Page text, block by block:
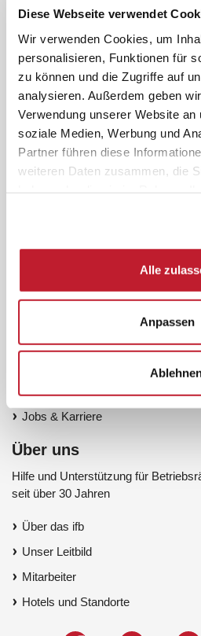
Diese Webseite verwendet
Wir verwenden Cookies, um
personalisieren, Funktionen für
zu können und die Zugriffe auf
analysieren. Außerdem geben
Verwendung unserer Website
soziale Medien, Werbung und
Partner führen diese
weiteren Daten zusammen, die
Alle
Anpassen
Seminare für die SBV
Über 50 Seminarthemen speziell
für die Schwerbehindertenvertretung
Online-Seminare
Schulungsanspruch
Kontakt
Haben Sie Fragen? Kontaktieren
Telefon 08841 / 6112 - 20
Hotline Schulungsanspruch
Kundenbetreuung
Jobs & Karriere
Über uns
Hilfe und Unterstützung für
seit über 30 Jahren
Über das ifb
Unser Leitbild
Mitarbeiter
Hotels und Standorte